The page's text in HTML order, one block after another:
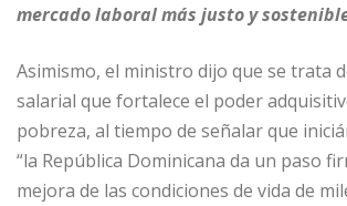
mercado laboral más justo y
Asimismo, el ministro dijo que se trata
salarial que fortalece el poder
pobreza, al tiempo de señalar que
“la República Dominicana da un paso
mejora de las condiciones de vida de